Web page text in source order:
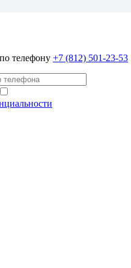
телефону +7 (812) 501-23-53